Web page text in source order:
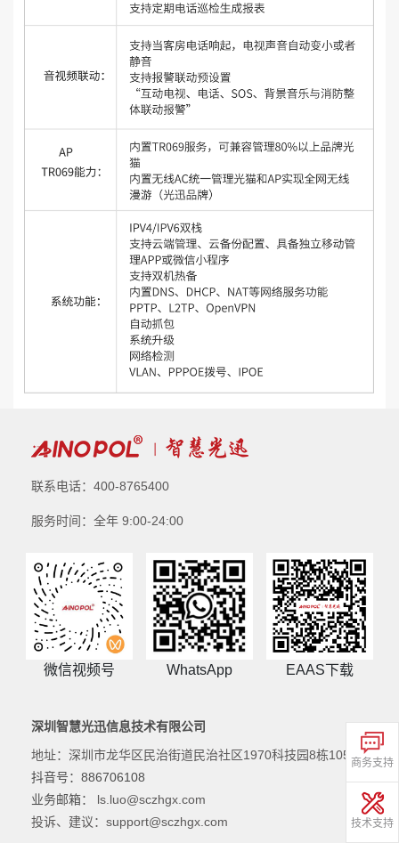
商务支持
技术支持
联系电话：400-8765400
服务时间：全年 9:00-24:00
微信视频号 WhatsApp EAAS下载
深圳智慧光迅信息技术有限公司
地址：深圳市龙华区民治街道民治社区1970科技园8栋105
抖音号：886706108
业务邮箱： ls.luo@sczhgx.com
投诉、建议：support@sczhgx.com